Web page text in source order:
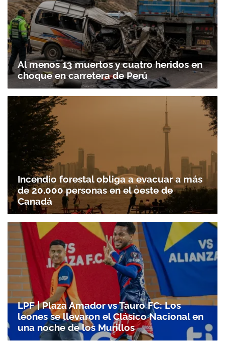
Al menos 13 muertos y cuatro heridos en
choque en carretera de Perú
Incendio forestal obliga a evacuar a más
de 20.000 personas en el oeste de
Canadá
LPF | Plaza Amador vs Tauro FC: Los
leones se llevaron el Clásico Nacional en
una noche de los Murillos